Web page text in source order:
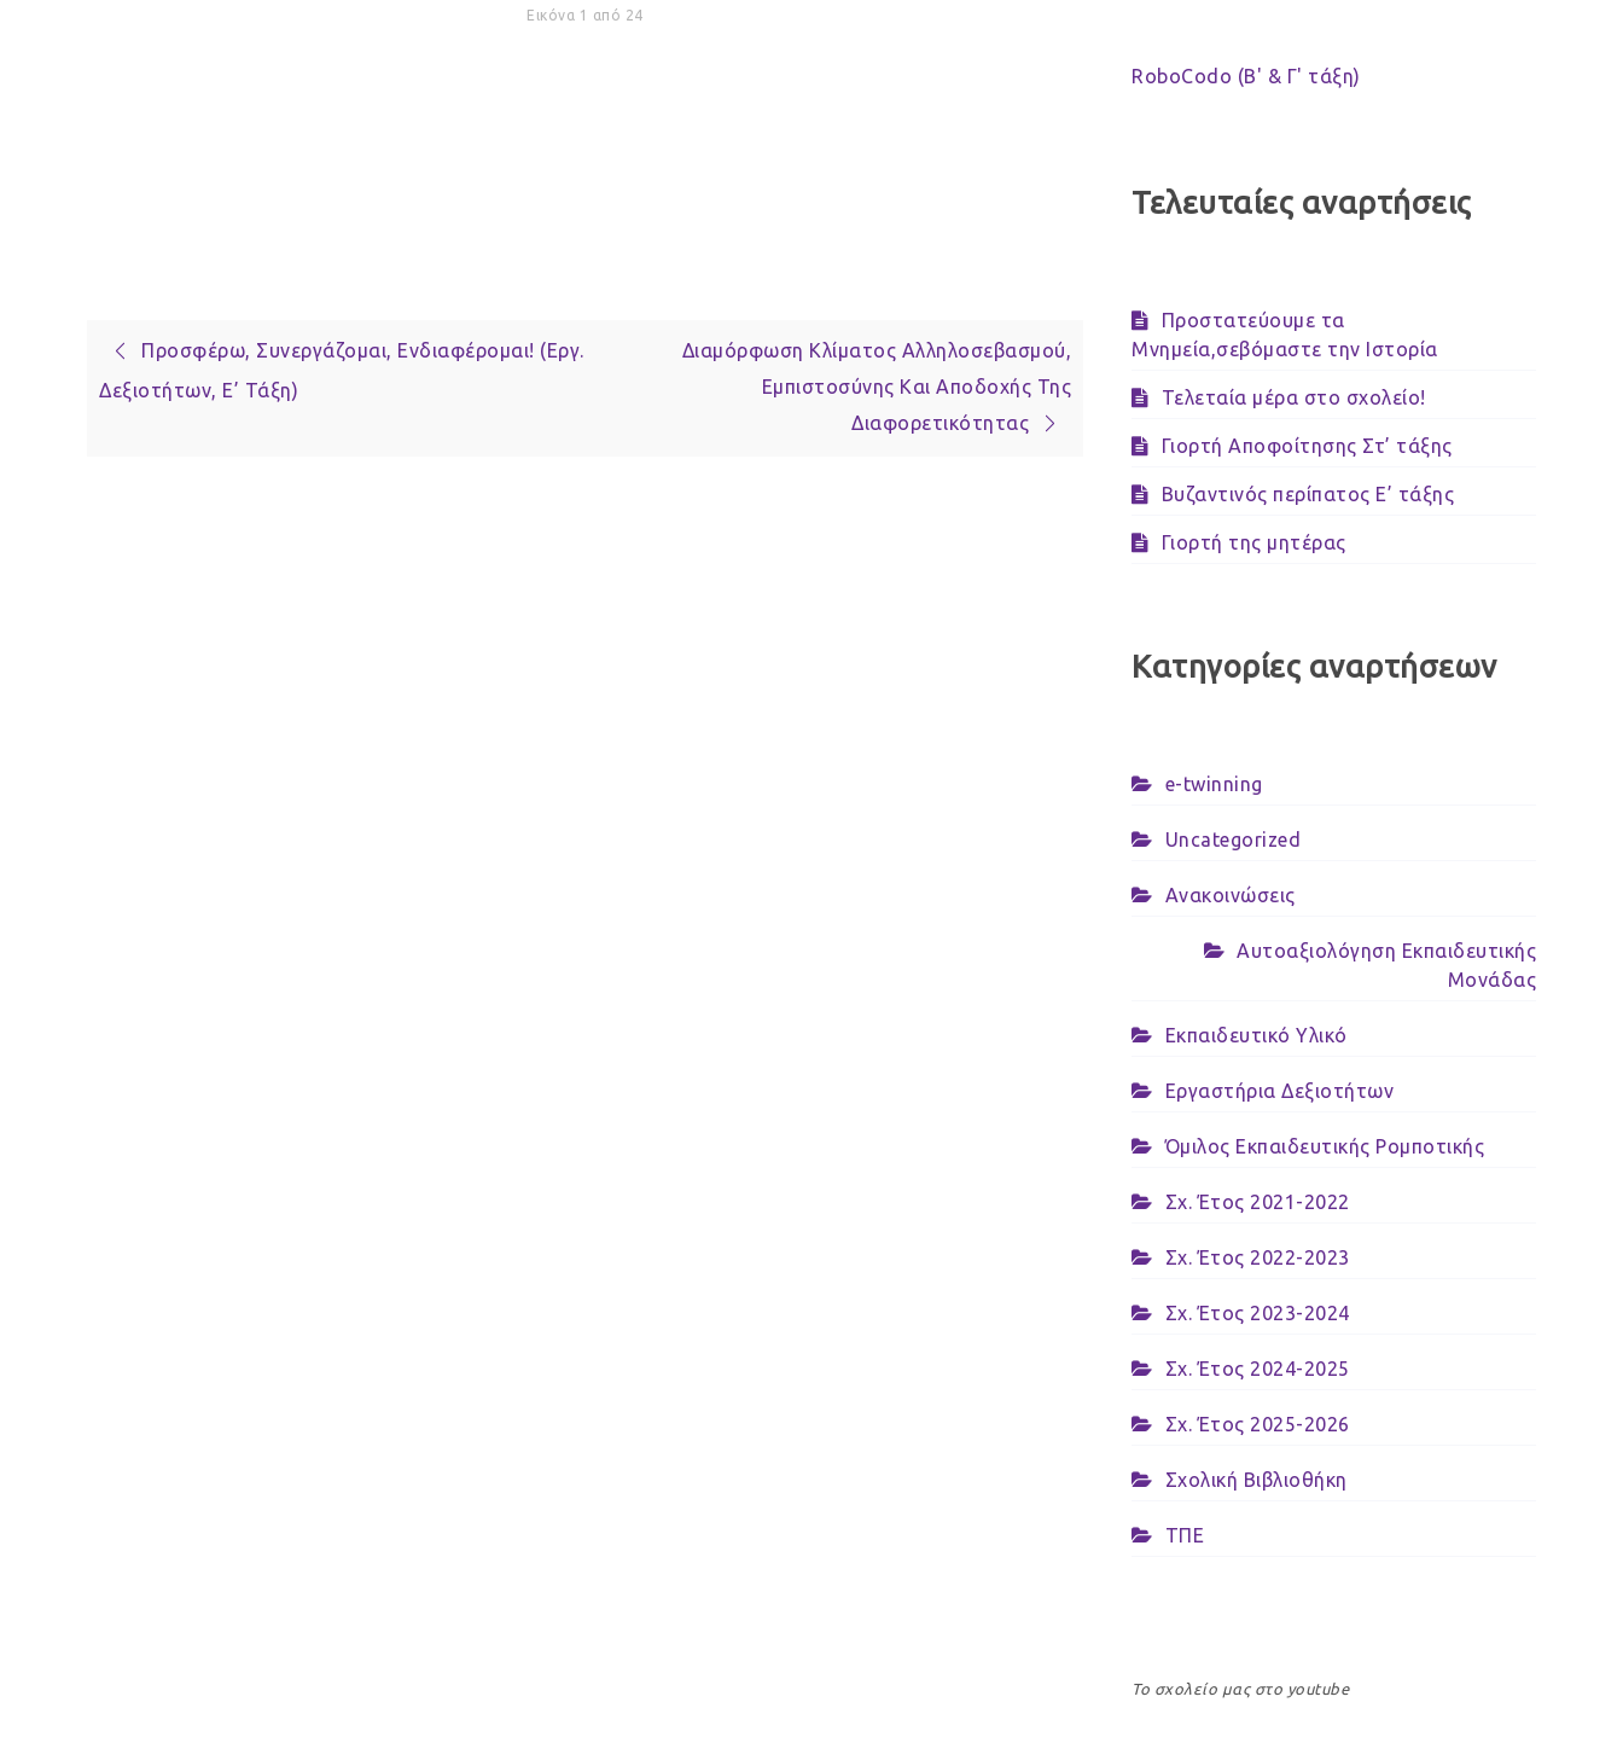
Εικόνα 1 από 24
Πλοήγηση
Προσφέρω, Συνεργάζομαι, Ενδιαφέρομαι! (Εργ.
Δεξιοτήτων, Ε’ Τάξη)
Διαμόρφωση Κλίματος Αλληλοσεβασμού,
Εμπιστοσύνης Και Αποδοχής Της
Διαφορετικότητας
RoboCodo (Β' & Γ' τάξη)
Τελευταίες αναρτήσεις
Προστατεύουμε τα
Μνημεία,σεβόμαστε την Ιστορία
Τελεταία μέρα στο σχολείο!
Γιορτή Αποφοίτησης Στ’ τάξης
Βυζαντινός περίπατος Ε’ τάξης
Γιορτή της μητέρας
Κατηγορίες αναρτήσεων
e-twinning
Uncategorized
Ανακοινώσεις
Αυτοαξιολόγηση Εκπαιδευτικής
Μονάδας
Εκπαιδευτικό Υλικό
Εργαστήρια Δεξιοτήτων
Όμιλος Εκπαιδευτικής Ρομποτικής
Σχ. Έτος 2021-2022
Σχ. Έτος 2022-2023
Σχ. Έτος 2023-2024
Σχ. Έτος 2024-2025
Σχ. Έτος 2025-2026
Σχολική Βιβλιοθήκη
ΤΠΕ
Το σχολείο μας στο youtube